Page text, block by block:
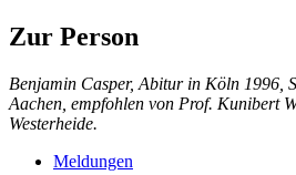
Zur Person
Benjamin Casper, Abitur in Köln 1996,
Aachen, empfohlen von Prof. Kunibert
Westerheide.
Meldungen